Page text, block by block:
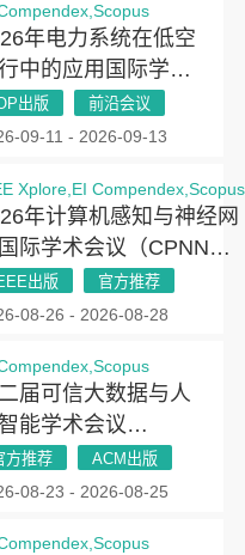
年电力系统在低空
行中的应用国际学术
议（PSLAF 2026）
出版 前沿会议
09-11 - 2026-09-13
Xplore,EI Compendex,Scopus
年计算机感知与神经网
际学术会议（CPNN
）
出版 官方推荐
08-26 - 2026-08-28
届可信大数据与人
能学术会议
2026)
方推荐 ACM出版
08-23 - 2026-08-25